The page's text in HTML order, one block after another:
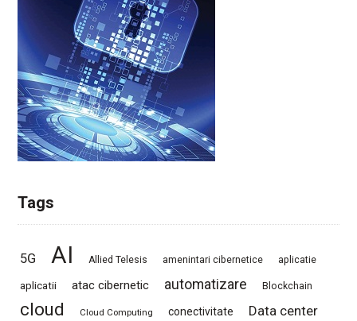
Tags
5G AI Allied Telesis amenintari cibernetice aplicatie
aplicatii atac cibernetic automatizare Blockchain
cloud Cloud Computing conectivitate Data center